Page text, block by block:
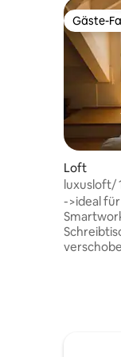
Gäste-
Gäste-
Loft
luxusloft/
Aussicht
->ideal